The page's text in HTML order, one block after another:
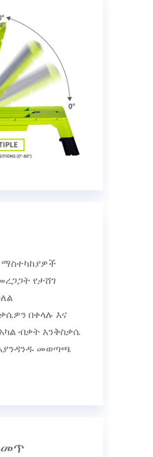
ማስተካከያዎች
የታሸገ
በቀላሉ እና
ብቃት እንቅስቃሴ
መወጣጫ